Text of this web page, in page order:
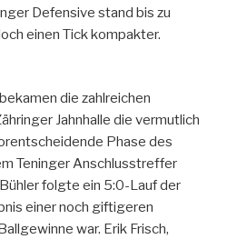
Defensive stand bis zu
einen Tick kompakter.
die zahlreichen
Jahnhalle die vermutlich
Phase des
Teninger Anschlusstreffer
folgte ein 5:0-Lauf der
einer noch giftigeren
war. Erik Frisch,